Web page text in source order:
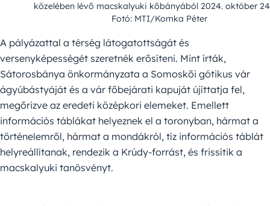
közelében lévő macskalyuki kőbányából 2024. október
Fotó: MTI/Komka Péter
A pályázattal a térség látogatottságát és
versenyképességét szeretnék erősíteni. Mint írták,
Sátorosbánya önkormányzata a Somoskői gótikus vár
ágyúbástyáját és a vár főbejárati kapuját újíttatja fel,
megőrizve az eredeti középkori elemeket. Emellett
információs táblákat helyeznek el a toronyban, hármat a
történelemről, hármat a mondákról, tíz információs táblát
helyreállítanak, rendezik a Krúdy-forrást, és frissítik a
macskalyuki tanösvényt.